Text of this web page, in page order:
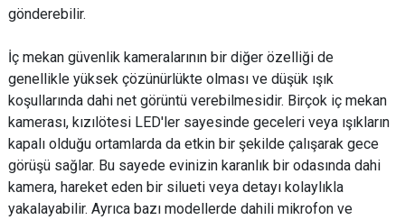
gönderebilir.
İç mekan güvenlik kameralarının bir diğer özelliği de
genellikle yüksek çözünürlükte olması ve düşük ışık
koşullarında dahi net görüntü verebilmesidir. Birçok iç mekan
kamerası, kızılötesi LED'ler sayesinde geceleri veya ışıkların
kapalı olduğu ortamlarda da etkin bir şekilde çalışarak gece
görüşü sağlar. Bu sayede evinizin karanlık bir odasında dahi
kamera, hareket eden bir silueti veya detayı kolaylıkla
yakalayabilir. Ayrıca bazı modellerde dahili mikrofon ve